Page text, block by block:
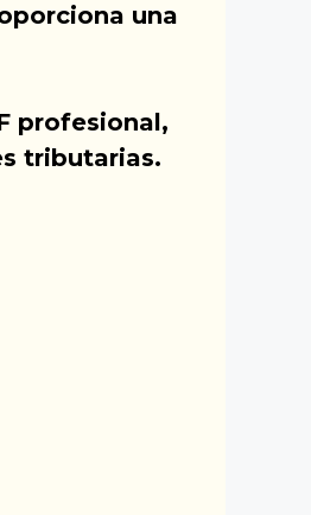
una
profesional,
tributarias.